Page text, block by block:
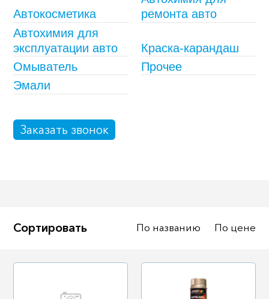
Масла
Иномарки
Крепеж колесный
Мототехника
Садовая техника
Инструмент
Лодки и моторы
и оснастка
Автокосметика
ремонта авто
Автохимия для
эксплуатации авто
Краска-карандаш
Омыватель
Прочее
Эмали
Заказать звонок
Сортировать По названию По цене